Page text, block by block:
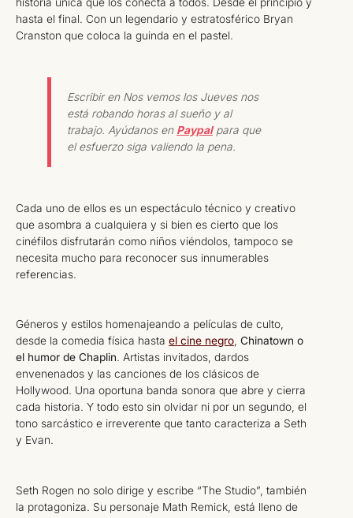
hasta el final. Con un legendario y estratosférico Bryan
Cranston que coloca la guinda en el pastel.
Escribir en Nos vemos los Jueves nos
está robando horas al sueño y al
trabajo. Ayúdanos en Paypalpara que
el esfuerzo siga valiendo la pena.
Cada uno de ellos es un espectáculo técnico y creativo
que asombra a cualquiera y si bien es cierto que los
cinéfilos disfrutarán como niños viéndolos, tampoco se
necesita mucho para reconocer sus innumerables
referencias.
Géneros y estilos homenajeando a películas de culto,
desde la comedia física hasta el cine negro, Chinatown o
el humor de Chaplin. Artistas invitados, dardos
envenenados y las canciones de los clásicos de
Hollywood. Una oportuna banda sonora que abre y cierra
cada historia. Y todo esto sin olvidar ni por un segundo, el
tono sarcástico e irreverente que tanto caracteriza a Seth
y Evan.
Seth Rogen no solo dirige y escribe “The Studio”, también
la protagoniza. Su personaje Math Remick, está lleno de